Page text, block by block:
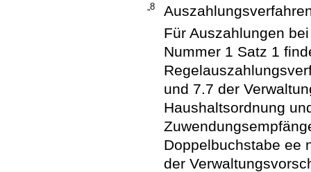
„8
Für Auszahlungen
Nummer 1 Satz 1
und 7.7 der
Haushaltsordnung
Doppelbuchstabe ee
der